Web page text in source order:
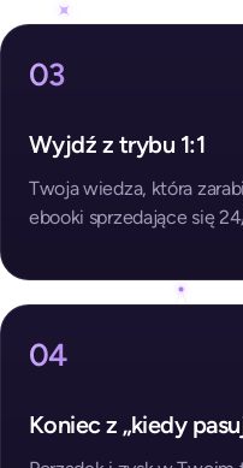
03
Wyjdź z trybu 1:1
Twoja wiedza, która
ebooki sprzedające się
04
Koniec z „kiedy